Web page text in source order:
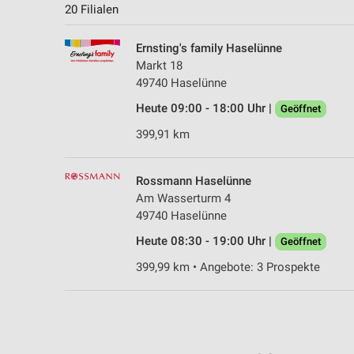
20 Filialen
Ernsting's family Haselünne
Markt 18
49740 Haselünne
Heute 09:00 - 18:00 Uhr |
Geöffnet
399,91 km
Rossmann Haselünne
Am Wasserturm 4
49740 Haselünne
Heute 08:30 - 19:00 Uhr |
Geöffnet
399,99 km • Angebote: 3 Prospekte